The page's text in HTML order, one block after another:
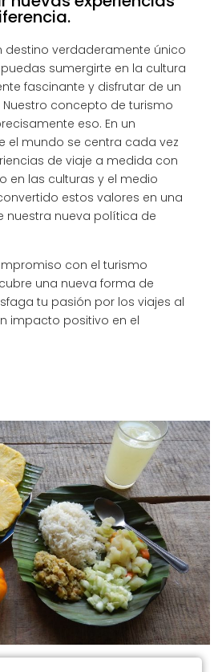
destino verdaderamente único
sumergirte en la cultura
fascinante y disfrutar de un
concepto de turismo
eso. En un
el mundo se centra cada vez
de viaje a medida con
en las culturas y el medio
estos valores en una
nuestra nueva política de
con el turismo
una nueva forma de
tu pasión por los viajes al
impacto positivo en el